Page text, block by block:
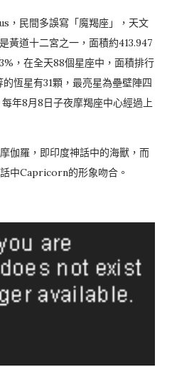
，民間多誤寫「魔羯座」，天文
黃道十二宮之一，面積約413.947
，在全天88個星座中，面積排行
恆星有31顆，最亮星為壘壁陣四
每年8月8日子夜摩羯座中心經過上
伽羅，即印度神話中的海獸，而
中Capricorn的形象吻合。